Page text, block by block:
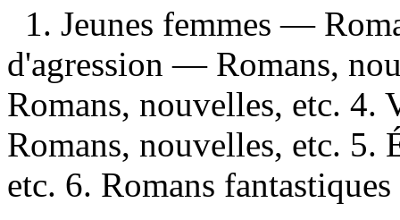
1. Jeunes femmes —
d'agression — Romans,
Romans, nouvelles, etc. 4.
Romans, nouvelles, etc.
etc. 6. Romans